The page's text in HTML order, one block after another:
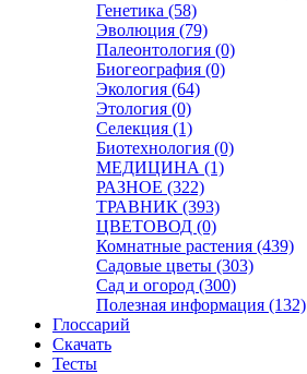
Генетика (58)
Эволюция (79)
Палеонтология (0)
Биогеография (0)
Экология (64)
Этология (0)
Селекция (1)
Биотехнология (0)
МЕДИЦИНА (1)
РАЗНОЕ (322)
ТРАВНИК (393)
ЦВЕТОВОД (0)
Комнатные растения (439)
Садовые цветы (303)
Сад и огород (300)
Полезная информация (132)
Глоссарий
Скачать
Тесты